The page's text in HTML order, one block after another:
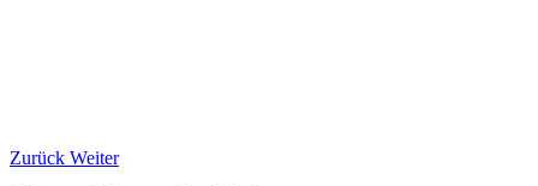
Zurück Weiter